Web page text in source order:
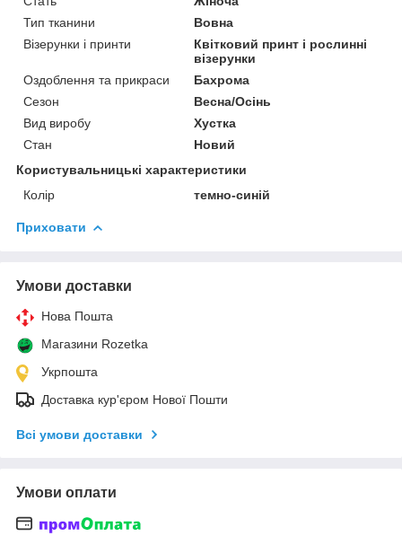
Тип тканини
Вовна
Візерунки і принти
Квітковий принт і рослинні
візерунки
Оздоблення та прикраси
Бахрома
Сезон
Весна/Осінь
Вид виробу
Хустка
Стан
Новий
Користувальницькі характеристики
Колір
темно-синій
Приховати
Умови доставки
Нова Пошта
Магазини Rozetka
Укрпошта
Доставка кур'єром Нової Пошти
Всі умови доставки
Умови оплати